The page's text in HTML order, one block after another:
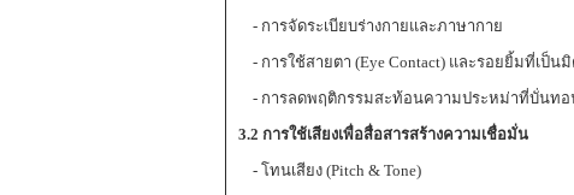
- การจัดระเบียบร่างกายและภาษากาย
- การใช้สายตา (Eye Contact) และรอยยิ้มที่เป็น
- การลดพฤติกรรมสะท้อนความประหม่าที่บั่นทอ
3.2 การใช้เสียงเพื่อสื่อสารสร้างความเชื่อมั่น
- โทนเสียง (Pitch & Tone)